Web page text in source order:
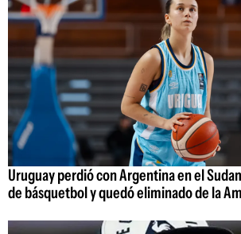
Uruguay perdió con Argentina en el
de básquetbol y quedó eliminado de la